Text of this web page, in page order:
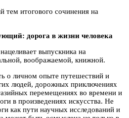
тем итогового сочинения на
дорога в жизни человека
выпускника на
воображаемой, книжной.
о личном опыте путешествий и
людей, дорожных приключениях
перемещениях во времени и
в произведениях искусства. Не
как пути научных исследований и